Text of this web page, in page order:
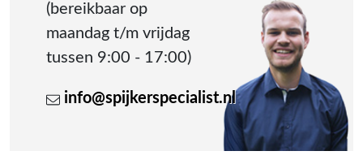
(bereikbaar op
maandag t/m vrijdag
tussen 9:00 - 17:00)
info@spijkerspecialist.nl